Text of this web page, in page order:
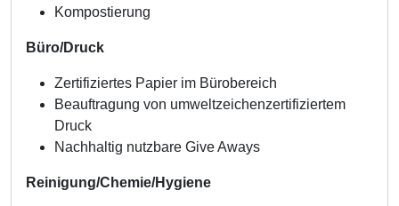
Kompostierung
Büro/Druck
Zertifiziertes Papier im Bürobereich
Beauftragung von umweltzeichenzertifiziertem
Druck
Nachhaltig nutzbare Give Aways
Reinigung/Chemie/Hygiene